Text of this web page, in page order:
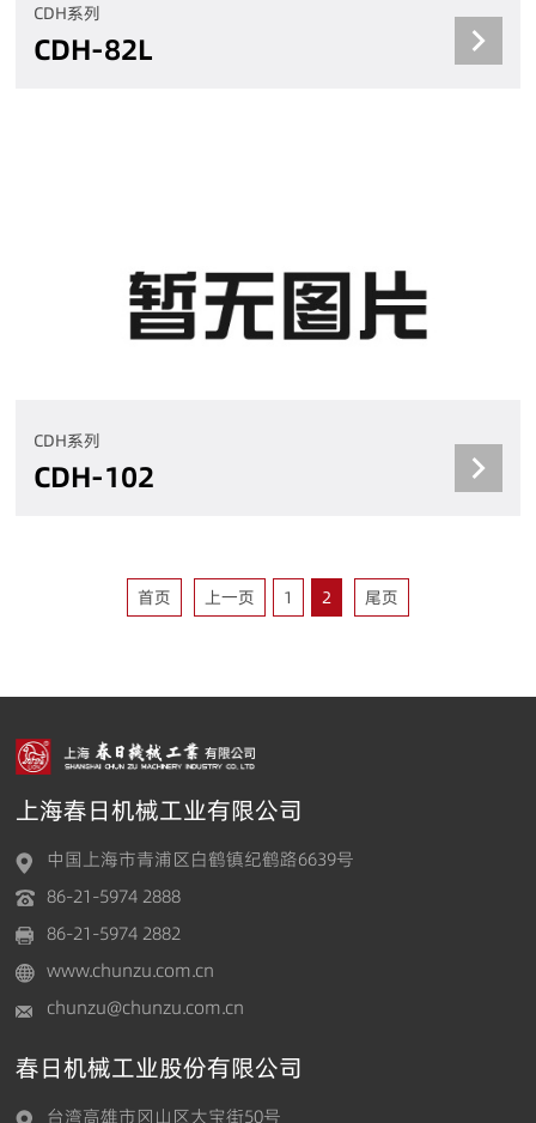
CDH系列
CDH-82L
CDH系列
CDH-102
首页 上一页 1 2 尾页
上海春日机械工业有限公司
中国上海市青浦区白鹤镇纪鹤路6639号
86-21-5974 2888
86-21-5974 2882
www.chunzu.com.cn
chunzu@chunzu.com.cn
春日机械工业股份有限公司
台湾高雄市冈山区大宝街50号